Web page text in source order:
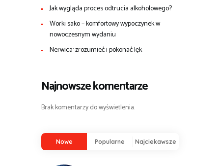
Jak wygląda proces odtrucia alkoholowego?
Worki sako – komfortowy wypoczynek w
nowoczesnym wydaniu
Nerwica: zrozumieć i pokonać lęk
Najnowsze komentarze
Brak komentarzy do wyświetlenia.
Nowe Popularne Najciekawsze